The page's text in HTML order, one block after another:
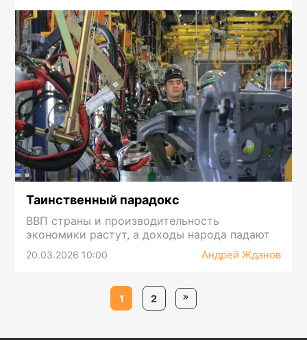
Таинственный парадокс
ВВП страны и производительность
экономики растут, а доходы народа падают
20.03.2026 10:00 Андрей Жданов
1 2